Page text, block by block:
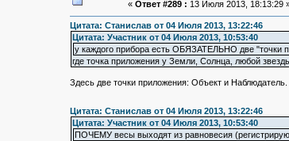
« Ответ #289 : 13 Июля 2013, 18:13:29
Цитата: Станислав от 04 Июля 2013, 13:22:46
Цитата: Участник от 04 Июля 2013, 10:53:40
у каждого прибора есть ОБЯЗАТЕЛЬНО две "точки
где точка приложения у Земли, Солнца, любой
Здесь две точки приложения: Объект и Наблюдатель.
Цитата: Станислав от 04 Июля 2013, 13:22:46
Цитата: Участник от 04 Июля 2013, 10:53:40
ПОЧЕМУ весы выходят из равновесия